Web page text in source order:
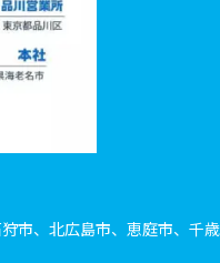
市、北広島市、恵庭市、千歳